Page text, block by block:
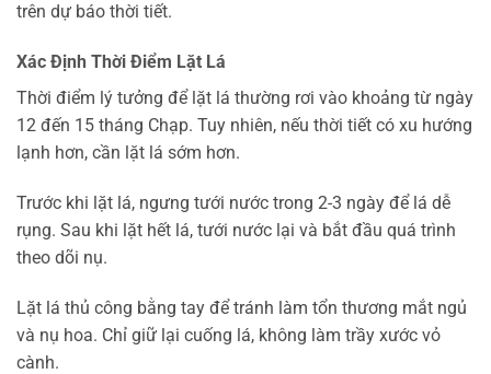
trên dự báo thời tiết.
Xác Định Thời Điểm Lặt Lá
Thời điểm lý tưởng để lặt lá thường rơi vào khoảng từ ngày
12 đến 15 tháng Chạp. Tuy nhiên, nếu thời tiết có xu hướng
lạnh hơn, cần lặt lá sớm hơn.
Trước khi lặt lá, ngưng tưới nước trong 2-3 ngày để lá dễ
rụng. Sau khi lặt hết lá, tưới nước lại và bắt đầu quá trình
theo dõi nụ.
Lặt lá thủ công bằng tay để tránh làm tổn thương mắt ngủ
và nụ hoa. Chỉ giữ lại cuống lá, không làm trầy xước vỏ
cành.